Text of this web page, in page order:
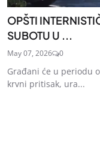
OPŠTI
SUBOTU U ...
May 07, 2026 0
Građani će u periodu
krvni pritisak, ura...